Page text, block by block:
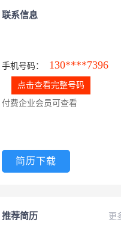
联系信息
手机号码： 130****7396
点击查看完整号码
付费企业会员可查看
简历下载
更
推荐简历